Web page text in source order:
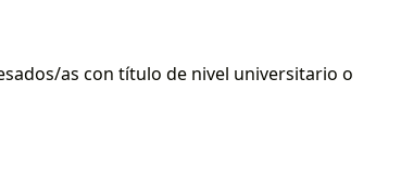
as con título de nivel universitario o